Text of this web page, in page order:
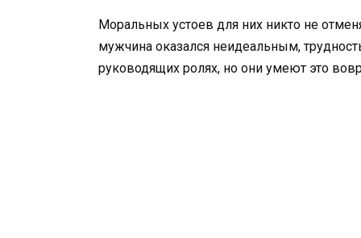
Моральных устоев для них никто не
мужчина оказался неидеальным,
руководящих ролях, но они умеют это